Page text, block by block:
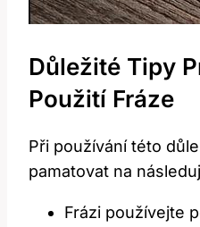
Důležité Tipy
Použití Fráze
Při používání této
pamatovat na
Frázi používejte